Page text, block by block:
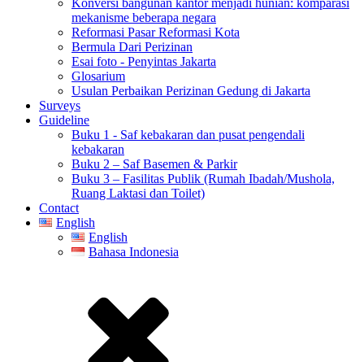
Konversi bangunan kantor menjadi hunian: komparasi
mekanisme beberapa negara
Reformasi Pasar Reformasi Kota
Bermula Dari Perizinan
Esai foto - Penyintas Jakarta
Glosarium
Usulan Perbaikan Perizinan Gedung di Jakarta
Surveys
Guideline
Buku 1 - Saf kebakaran dan pusat pengendali
kebakaran
Buku 2 – Saf Basemen & Parkir
Buku 3 – Fasilitas Publik (Rumah Ibadah/Mushola,
Ruang Laktasi dan Toilet)
Contact
English
English
Bahasa Indonesia